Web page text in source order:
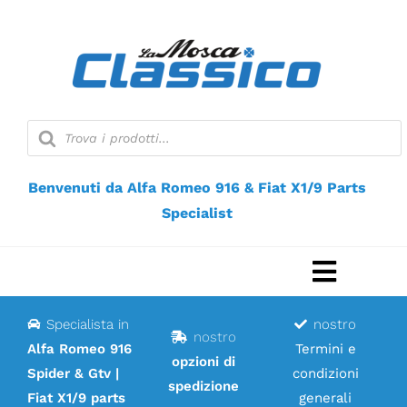
contenuto
Ricerca
prodotti
Benvenuti da Alfa Romeo 916 & Fiat X1/9 Parts
Specialist
a
Negozio web
Specialista in
Alfa Romeo 916
Spider & Gtv |
Fiat X1/9 parts
nostro
opzioni di
spedizione
nostro
Termini e
condizioni
generali